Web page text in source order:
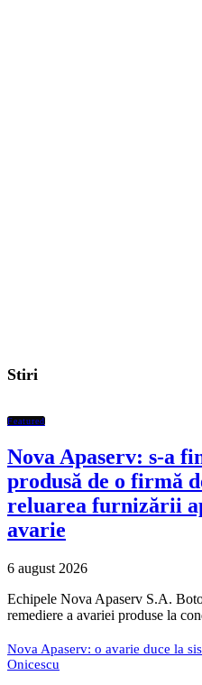
Stiri
Featured
Nova Apaserv: s-a
produsă de o firmă
reluarea furnizării
avarie
6 august 2026
Echipele Nova Apaserv S.A.
remediere a avariei produse la
Nova Apaserv: o avarie duce la
Onicescu